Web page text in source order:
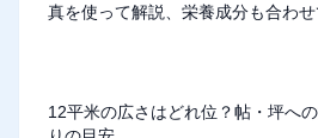
真を使って解説、栄養成分も合わ
12平米の広さはどれ位？帖・坪へ